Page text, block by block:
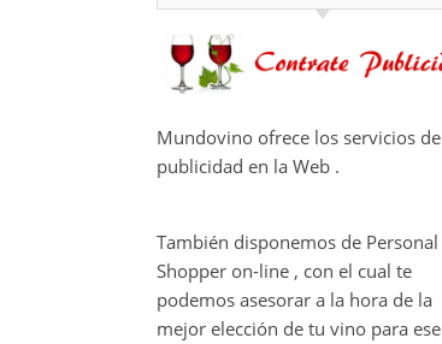
Mundovino ofrece los servicios de
publicidad en la Web .
También disponemos de Personal
Shopper on-line , con el cual te
podemos asesorar a la hora de la
mejor elección de tu vino para ese